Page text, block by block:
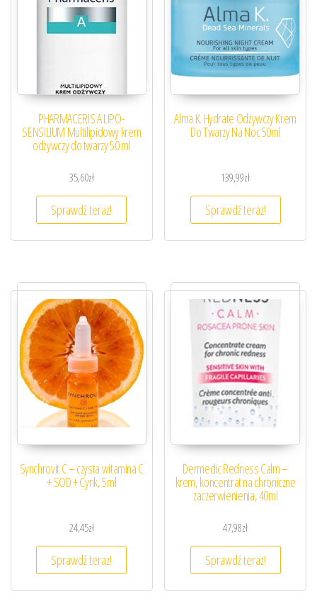
PHARMACERIS A LIPO-
SENSILIUM Multilipidowy krem
odżywczy do twarzy 50 ml
35,60zł
Sprawdź teraz!
Alma K. Hydrate Odżywczy Krem
Do Twarzy Na Noc 50ml
139,99zł
Sprawdź teraz!
Synchrovit C – czysta witamina C
+ SOD + Cynk, 5ml
24,45zł
Sprawdź teraz!
Dermedic Redness Calm –
krem, koncentrat na chroniczne
zaczerwienienia, 40ml
47,98zł
Sprawdź teraz!